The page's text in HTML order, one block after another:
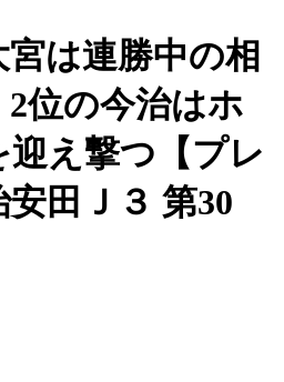
は連勝中の相
位の今治はホ
え撃つ【プレ
田Ｊ３ 第30